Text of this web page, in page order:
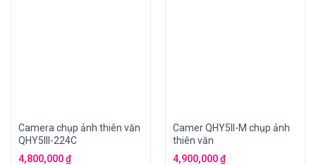
Camera chụp ảnh thiên văn
QHY5III-224C
4,800,000₫
Camer QHY5II-M chụp ảnh
thiên văn
4,900,000₫